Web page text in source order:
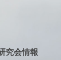
究会情報